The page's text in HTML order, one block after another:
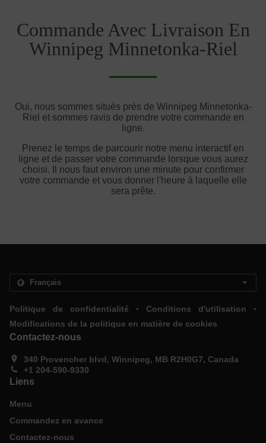
Commande Avec Livraison En
Winnipeg Minnetonka-Riel
Oui, nous sommes situés près de Winnipeg Minnetonka-
Riel et sommes ravis de prendre votre commande en
ligne.
Prenez le temps de parcourir notre menu interactif en
ligne et de passer votre commande lorsque vous aurez
choisi. Il nous faut environ une minute pour confirmer
votre commande et vous donner l'heure à laquelle elle
sera prête.
Politique de confidentialité . Conditions d'utilisation .
Modifications de la politique en matière de cookies
Contactez-nous
340 Provencher blvd, Winnipeg, MB R2H0G7, Canada
+1 204-590-9330
Liens
Menu
Commandez en avance
Contactez-nous